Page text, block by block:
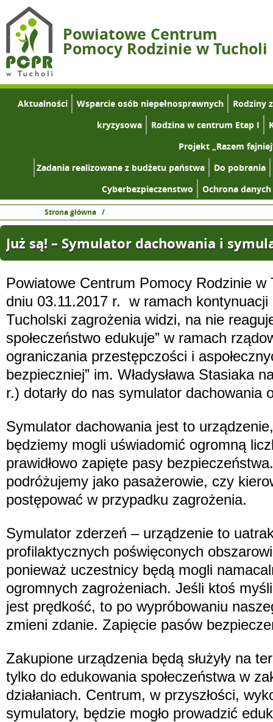
Powiatowe Centrum
Pomocy Rodzinie w Tucholi
Aktualności Wsparcie osób niepełnosprawnych
Rodziny
kryzysowa
Rodzina w centrum Etap I
Projekt „Razem
Zadania realizowane z budżetu państwa
Do pobrania
Cyberbezpieczenstwo
Ochrona
Strona główna /
Już są! – Symulator dachowania i
Powiatowe Centrum Pomocy Rodzinie
dniu 03.11.2017 r. w ramach kontynuacji
Tucholski zagrożenia widzi, na nie
społeczeństwo edukuje” w ramach
ograniczania przestępczości i
bezpieczniej” im. Władysława Stasiaka
r.) dotarły do nas symulator dachowania
Symulator dachowania jest to
będziemy mogli uświadomić ogromną
prawidłowo zapięte pasy
podróżujemy jako pasażerowie, czy
postępować w przypadku zagrożenia.
Symulator zderzeń – urządzenie to
profilaktycznych poświęconych
ponieważ uczestnicy będą mogli
ogromnych zagrożeniach. Jeśli ktoś
jest prędkość, to po wypróbowaniu
zmieni zdanie. Zapięcie pasów
Zakupione urządzenia będą służyły na
tylko do edukowania społeczeństwa w
działaniach. Centrum, w przyszłości,
symulatory, będzie mogło prowadzić